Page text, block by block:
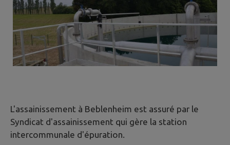
L'assainissement à Beblenheim est assuré par le
Syndicat d'assainissement qui gère la station
intercommunale d'épuration.